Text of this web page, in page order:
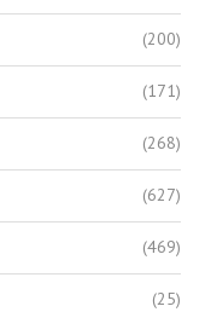
(200)
(171)
(268)
(627)
(469)
(25)